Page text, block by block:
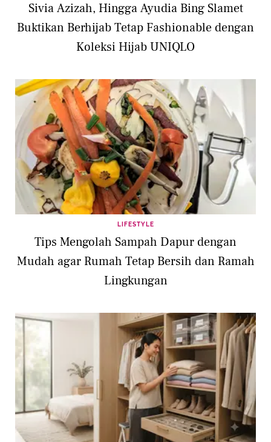
Sivia Azizah, Hingga Ayudia Bing Slamet
Buktikan Berhijab Tetap Fashionable dengan
Koleksi Hijab UNIQLO
LIFESTYLE
Tips Mengolah Sampah Dapur dengan
Mudah agar Rumah Tetap Bersih dan Ramah
Lingkungan